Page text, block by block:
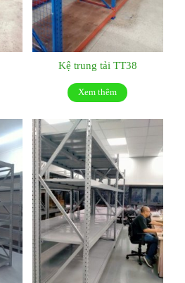
Kệ trung tải TT38
Xem thêm